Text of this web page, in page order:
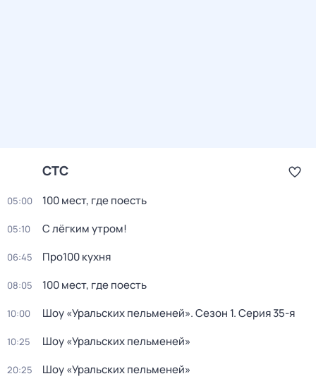
СТС
05:00 100 мест, где поесть
05:10 С лёгким утром!
06:45 Про100 кухня
08:05 100 мест, где поесть
10:00 Шоу «Уральских пельменей». Сезон 1. Серия 35-я
10:25 Шоу «Уральских пельменей»
20:25 Шоу «Уральских пельменей»